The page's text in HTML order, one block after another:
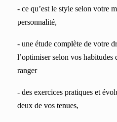
- ce qu’est le style selon votre
personnalité,
- une étude complète de votre
l’optimiser selon vos habitudes
ranger
- des exercices pratiques et
deux de vos tenues,